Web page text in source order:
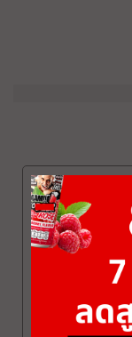
PERFORMANCE
MAX
฿3,829 ฿5,517